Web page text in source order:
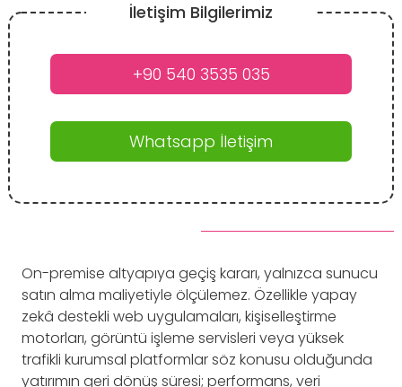
İletişim Bilgilerimiz
+90 540 3535 035
Whatsapp İletişim
On-premise altyapıya geçiş kararı, yalnızca sunucu
satın alma maliyetiyle ölçülemez. Özellikle yapay
zekâ destekli web uygulamaları, kişiselleştirme
motorları, görüntü işleme servisleri veya yüksek
trafikli kurumsal platformlar söz konusu olduğunda
yatırımın geri dönüş süresi; performans, veri